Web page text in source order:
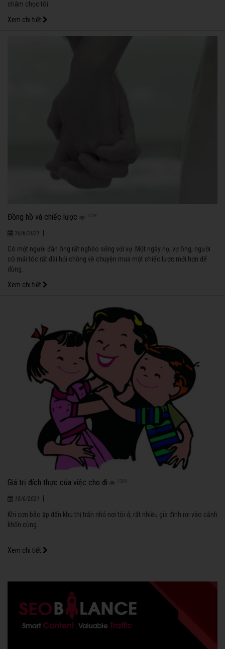
châm chọc tôi.
Xem chi tiết
Đồng hồ và chiếc lược 1228
10/6/2021
Có một người đàn ông rất nghèo sống với vợ. Một ngày nọ, vợ ông, người
có mái tóc rất dài hỏi chồng về chuyện mua một chiếc lược mới hơn để
dùng.
Xem chi tiết
Giá trị đích thực của việc cho đi 1308
10/6/2021
Khi cơn bão ập đến khu thị trấn nhỏ nơi tôi ở, rất nhiều gia đình rơi vào cảnh
khốn cùng.
Xem chi tiết